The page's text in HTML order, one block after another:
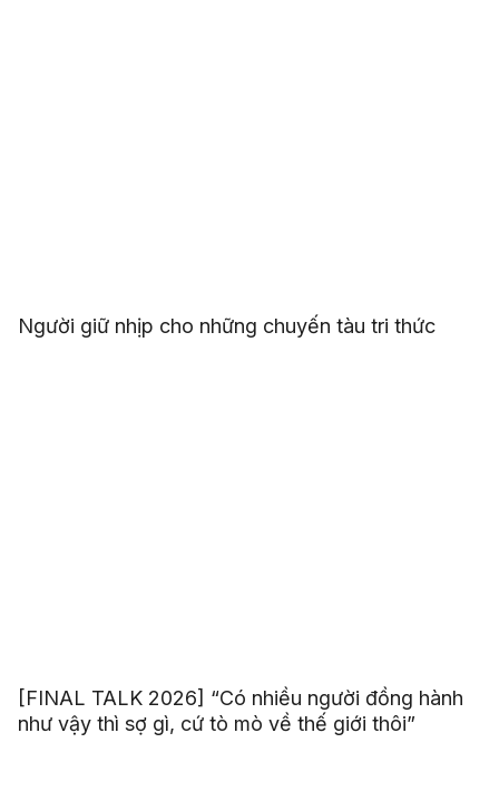
Người giữ nhịp cho những chuyến tàu tri thức
[FINAL TALK 2026] “Có nhiều người đồng hành
như vậy thì sợ gì, cứ tò mò về thế giới thôi”